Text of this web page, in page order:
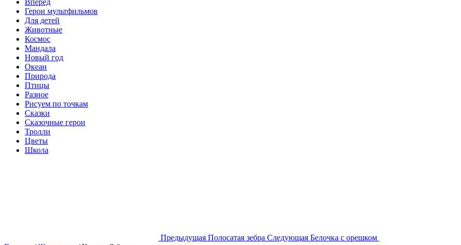
Вперёд
Герои мультфильмов
Для детей
Животные
Космос
Мандала
Новый год
Океан
Природа
Птицы
Разное
Рисуем по точкам
Сказки
Сказочные герои
Тролли
Цветы
Школа
Предыдущая Полосатая зебра Следующая Белочка с орешком